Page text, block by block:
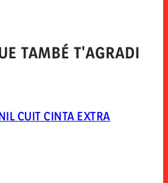
TAMBÉ T'AGRADI
CUIT CINTA EXTRA